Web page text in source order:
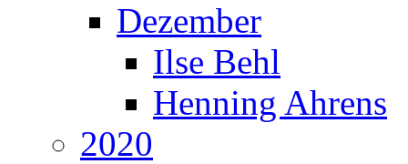
Dezember
Ilse Behl
Henning Ahrens
2020